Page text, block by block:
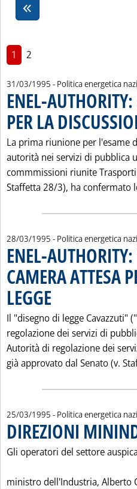
1 2
31/03/1995 - Politica energetica
ENEL-
PER LA
La prima riunione per l'esame
autorità nei servizi di pubblica
commmissioni riunite
Staffetta 28/3), ha confermato
28/03/1995 - Politica energetica
ENEL-
CAMERA ATTESA
LEGGE
Il "disegno di legge Cavazzuti"
regolazione dei servizi di
Autorità di regolazione dei
già approvato dal Senato (v.
25/03/1995 - Politica energetica
DIREZIONI
Gli operatori del settore
ministro dell'Industria, Alberto